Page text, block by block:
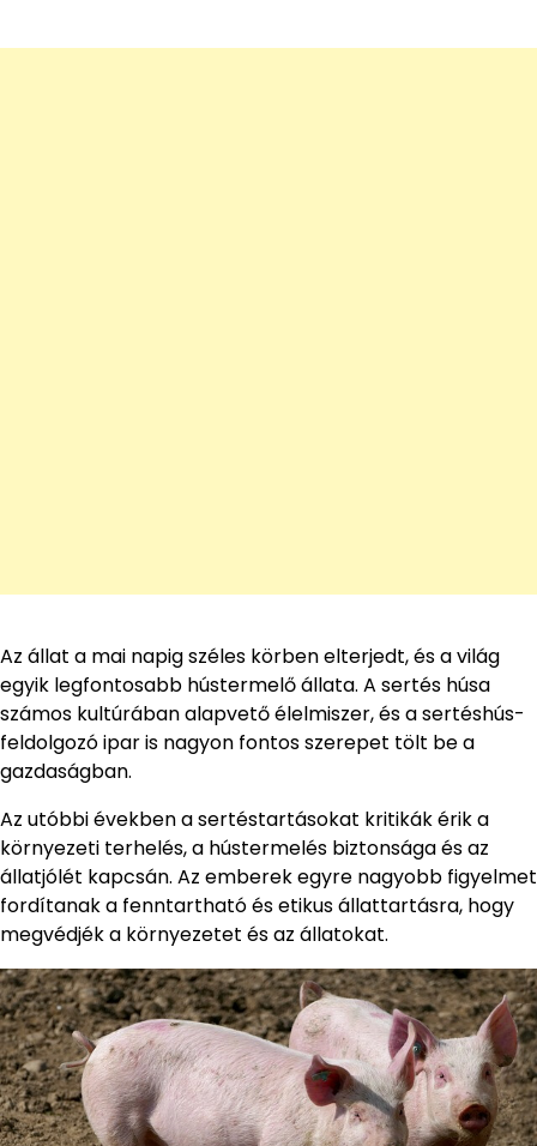
Az állat a mai napig széles körben elterjedt, és a világ
egyik legfontosabb hústermelő állata. A sertés húsa
számos kultúrában alapvető élelmiszer, és a sertéshús-
feldolgozó ipar is nagyon fontos szerepet tölt be a
gazdaságban.
Az utóbbi években a sertéstartásokat kritikák érik a
környezeti terhelés, a hústermelés biztonsága és az
állatjólét kapcsán. Az emberek egyre nagyobb figyelmet
fordítanak a fenntartható és etikus állattartásra, hogy
megvédjék a környezetet és az állatokat.